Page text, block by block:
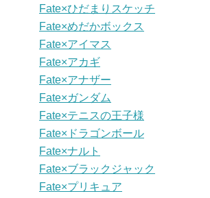
Fate×ひだまりスケッチ
Fate×めだかボックス
Fate×アイマス
Fate×アカギ
Fate×アナザー
Fate×ガンダム
Fate×テニスの王子様
Fate×ドラゴンボール
Fate×ナルト
Fate×ブラックジャック
Fate×プリキュア